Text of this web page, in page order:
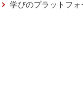
学びのプラットフ